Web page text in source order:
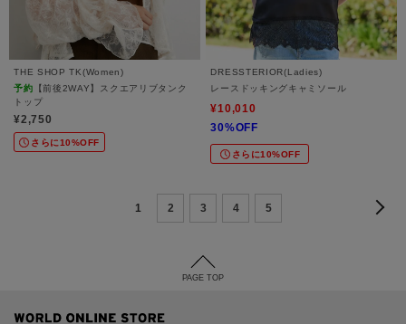
THE SHOP TK(Women)
予約 【前後2WAY】スクエアリブタンク
トップ
¥2,750
さらに10%OFF
DRESSTERIOR(Ladies)
レースドッキングキャミソール
¥10,010
30%OFF
さらに10%OFF
1 2 3 4 5
PAGE TOP